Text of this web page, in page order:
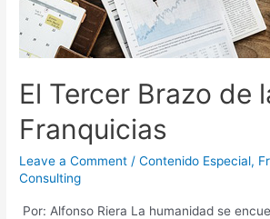
El Tercer Brazo de
Franquicias
Leave a Comment /Contenido Especial,
Consulting
Por: Alfonso Riera La humanidad se